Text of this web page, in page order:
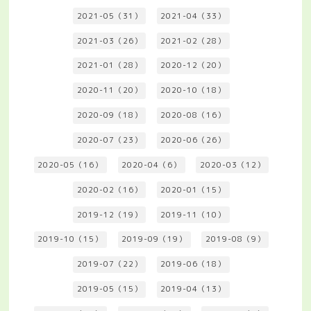
2021-05（31） 2021-04（33）
2021-03（26） 2021-02（28）
2021-01（28） 2020-12（20）
2020-11（20） 2020-10（18）
2020-09（18） 2020-08（16）
2020-07（23） 2020-06（26）
2020-05（16） 2020-04（6） 2020-03（12）
2020-02（16） 2020-01（15）
2019-12（19） 2019-11（10）
2019-10（15） 2019-09（19） 2019-08（9）
2019-07（22） 2019-06（18）
2019-05（15） 2019-04（13）